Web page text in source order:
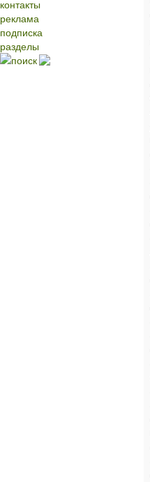
контакты
реклама
подписка
разделы
поиск